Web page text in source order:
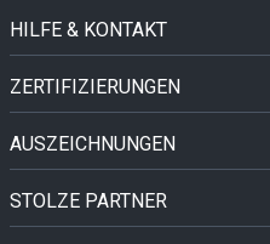
HILFE & KONTAKT
ZERTIFIZIERUNGEN
AUSZEICHNUNGEN
STOLZE PARTNER